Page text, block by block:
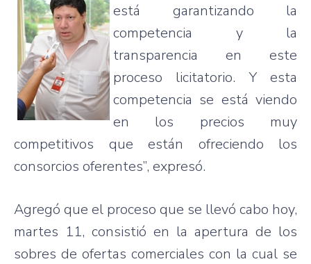
está garantizando la
competencia y la
transparencia en este
proceso licitatorio. Y esta
competencia se está viendo
en los precios muy
competitivos que están ofreciendo los
consorcios oferentes”, expresó.
Agregó que el proceso que se llevó cabo hoy,
martes 11, consistió en la apertura de los
sobres de ofertas comerciales con la cual se